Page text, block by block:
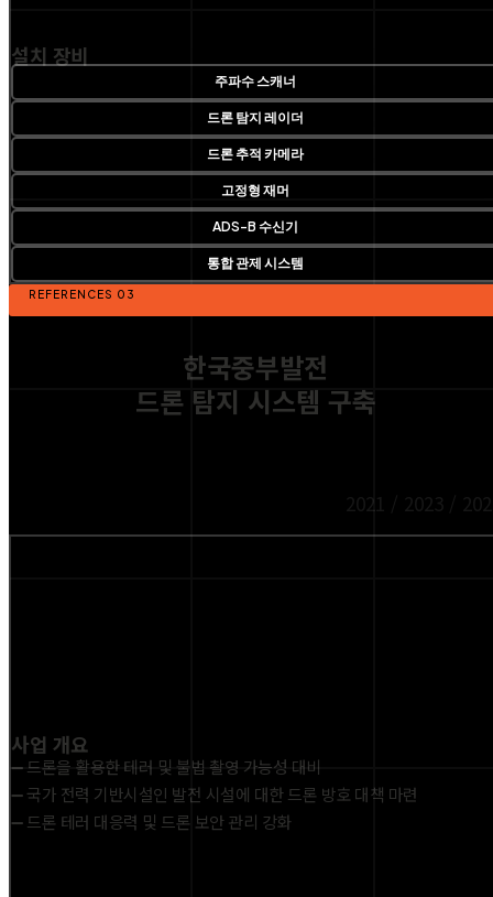
설치 장비
주파수 스캐너
드론 탐지 레이더
드론 추적 카메라
고정형 재머
ADS-B 수신기
통합 관제 시스템
REFERENCES 03
한국중부발전
드론 탐지 시스템 구축
사업 개요
➖ 드론을 활용한 테러 및 불법 촬영 가능성 대비
➖ 국가 전력 기반시설인 발전 시설에 대한 드론 방호 대책 마련
➖ 드론 테러 대응력 및 드론 보안 관리 강화